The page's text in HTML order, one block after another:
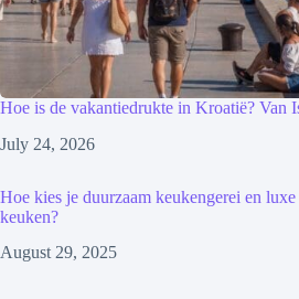
Hoe is de vakantiedrukte in Kroatië? Van
July 24, 2026
Hoe kies je duurzaam keukengerei en
keuken?
August 29, 2025